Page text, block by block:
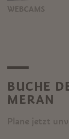
WEBCAMS
BUCHE
MERAN
Plane jetzt